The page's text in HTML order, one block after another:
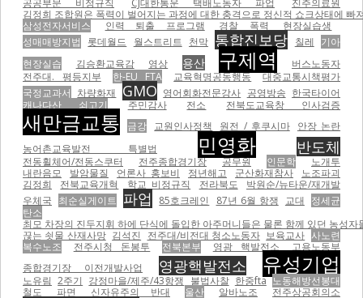
공공부문 비정규직
CJ대한통운 택배노동자 파업
진주의료원
김정희 조합원은 폭력이 벌어지는 과정에 대한 충격으로 정신적 쇼크상태에 빠
삼성전자서비스
인력 퇴출 프로그램 경찰 폭력
현장실습생
성매매방지법
롯데월드 월스트리트 천막 통합진보당 칠레 기아
현장실습
김승환교육감 영상 용산 구제역
버스노동자
전주대. 평등지부
한-EU FTA 교육혁명공동행동
대중교통시책평가
국정교과서 차량화재 GMO 영어회화전문강사 공영방송 한국타이어
캐나다산 쇠고기
주민감사 전소 전북도교육창 인사검증
새만금교통 금강 교원인사정책 원전 / 후쿠시마
안장 논란
농어촌교육발전 특별법
민영화 반도체
전동휠체어/전동스쿠터 전주종합경기장 공무원 인문학
노개투
내란음모
발암물질 언론사 홍보비 정년해고 군산화재참사
노조파괴
김정희
전북교육개혁 학교 비정규직 전라북도
박원순/뉴타운/재개발
우체국 최순실게이트 파업 85호크레인 87년 6월 항쟁 교대 정세균
탄소
최모 차장의 진두지휘 하에 단식에 돌입한 아주머니들은 물론 함께 있던 농
끊는 쇳물 산재사망 김석진 전주대/비전대 청소노동자 보육교사 사노련
복수노조
전주시청 돈봉투 전북본부 영광 핵발전소
고용노동부
종합경기장 이전개발사업
영광핵발전소 유성기업
노유림 2주기 강정마을/제주/43항쟁 불법사찰 한중fta 노동해방선봉대
철도
파면 신자유주의 반대 울산 알바노조 전주상공회의소